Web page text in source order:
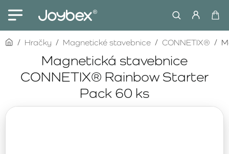
Magnetická stavebnice
CONNETIX® Rainbow Starter
Pack 60 ks
homeHračky Magnetické stavebnice CONNETIX®